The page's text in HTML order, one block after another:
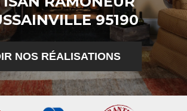
95190
NOS RÉALISATIONS